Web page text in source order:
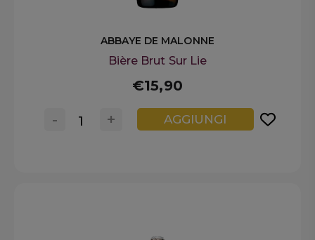
ABBAYE DE MALONNE
Bière Brut Sur Lie
€15,90
+
- AGGIUNGI